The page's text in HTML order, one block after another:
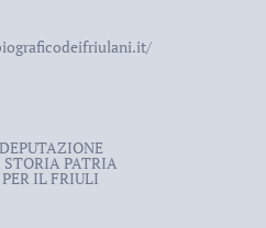
DEPUTAZIONE
STORIA PATRIA
PER IL FRIULI